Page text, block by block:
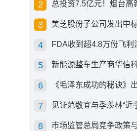
总投资7.5亿元！烟台高新区13
美芝股份子公司发出中标通知书 将联
FDA收到超4.8万份飞利浦呼吸设备故
新能源整车生产商华信科技发布2022
《毛泽东成功的秘诀》
见证范敬宜与季羡林“近
市场监管总局竞争政策与